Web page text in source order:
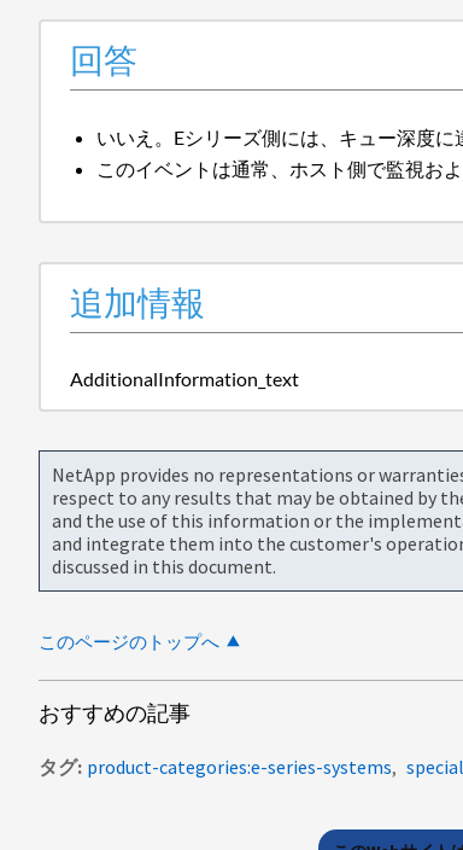
回答
いいえ。Eシリーズ側には、キュー深度
このイベントは通常、ホスト側で監視お
追加情報
AdditionalInformation_text
NetApp provides no representations or
respect to any results that may be obtained by
and the use of this information or the
and integrate them into the customer's
discussed in this document.
このページのトップへ
おすすめの記事
タグ product-categories:e-series-systems